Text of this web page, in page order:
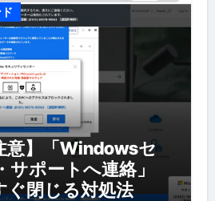
意】「Windowsセ
ポートへ連絡」
ぐ閉じる対処法